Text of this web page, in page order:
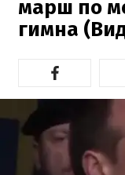
марш по
гимна